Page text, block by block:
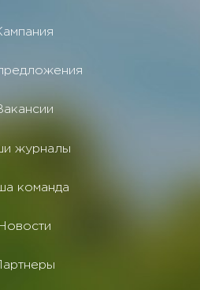
журналы
команда
Новости